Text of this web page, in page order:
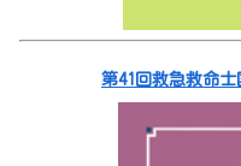
第41回救急救命